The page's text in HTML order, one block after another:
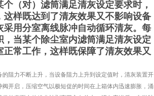
（对）滤筒满足清灰设定要求时，
样既达到了清灰效果又不影响设备
用分室离线脉冲自动循环清灰。每
当某个除尘室内滤筒满足清灰设定
常工作，这样既保障了清灰效果又
阻力不断上升，当设备阻力上升到设定值时，清灰装置开
开启，压缩空气以极短促的时间在上箱体内迅速膨胀，涌